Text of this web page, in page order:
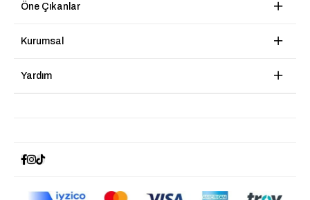
Öne Çıkanlar
Kurumsal
Yardım